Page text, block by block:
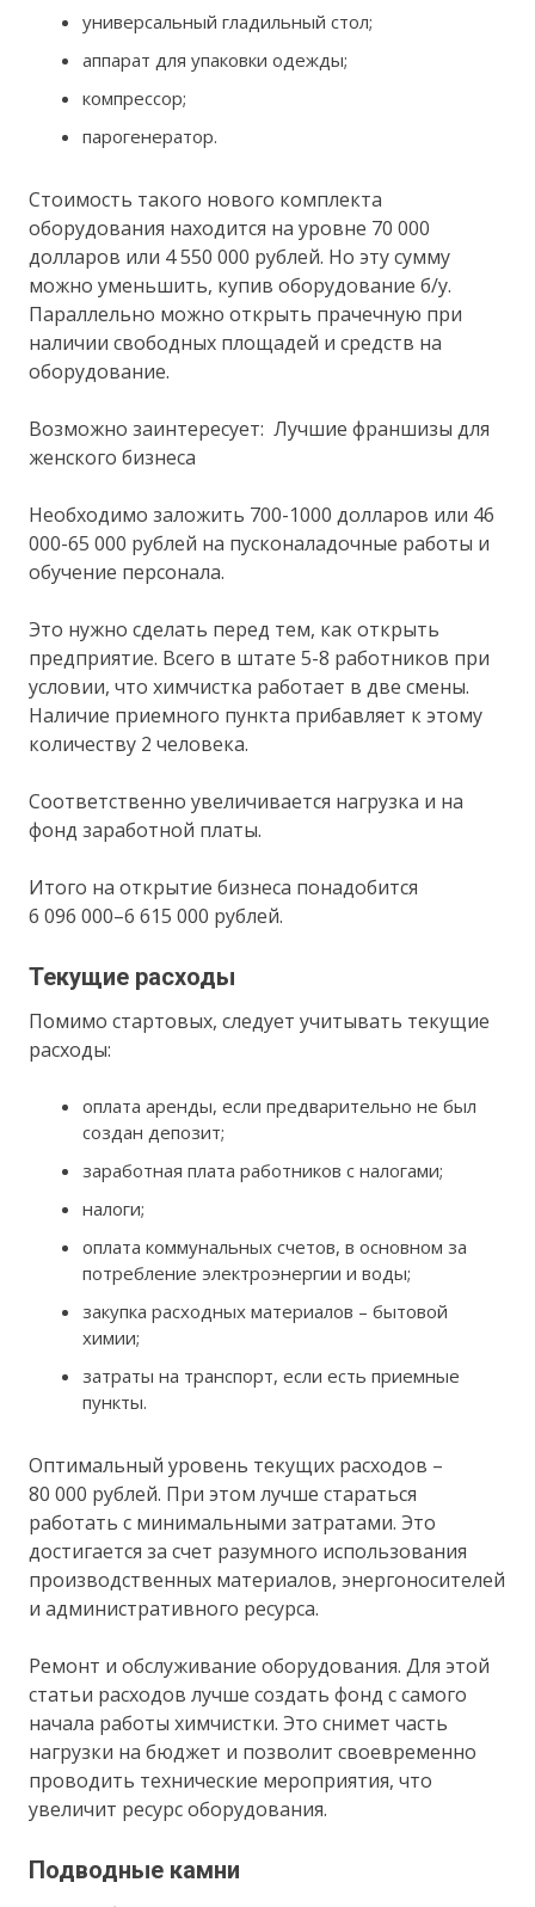
универсальный гладильный стол;
аппарат для упаковки одежды;
компрессор;
парогенератор.
Стоимость такого нового комплекта
оборудования находится на уровне 70 000
долларов или 4 550 000 рублей. Но эту сумму
можно уменьшить, купив оборудование б/у.
Параллельно можно открыть прачечную при
наличии свободных площадей и средств на
оборудование.
Возможно заинтересует: Лучшие франшизы для
женского бизнеса
Необходимо заложить 700-1000 долларов или 46
000-65 000 рублей на пусконаладочные работы и
обучение персонала.
Это нужно сделать перед тем, как открыть
предприятие. Всего в штате 5-8 работников при
условии, что химчистка работает в две смены.
Наличие приемного пункта прибавляет к этому
количеству 2 человека.
Соответственно увеличивается нагрузка и на
фонд заработной платы.
Итого на открытие бизнеса понадобится
6 096 000–6 615 000 рублей.
Текущие расходы
Помимо стартовых, следует учитывать текущие
расходы:
оплата аренды, если предварительно не был
создан депозит;
заработная плата работников с налогами;
налоги;
оплата коммунальных счетов, в основном за
потребление электроэнергии и воды;
закупка расходных материалов – бытовой
химии;
затраты на транспорт, если есть приемные
пункты.
Оптимальный уровень текущих расходов –
80 000 рублей. При этом лучше стараться
работать с минимальными затратами. Это
достигается за счет разумного использования
производственных материалов, энергоносителей
и административного ресурса.
Ремонт и обслуживание оборудования. Для этой
статьи расходов лучше создать фонд с самого
начала работы химчистки. Это снимет часть
нагрузки на бюджет и позволит своевременно
проводить технические мероприятия, что
увеличит ресурс оборудования.
Подводные камни